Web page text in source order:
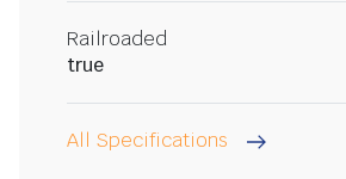
Railroaded
true
All Specifications